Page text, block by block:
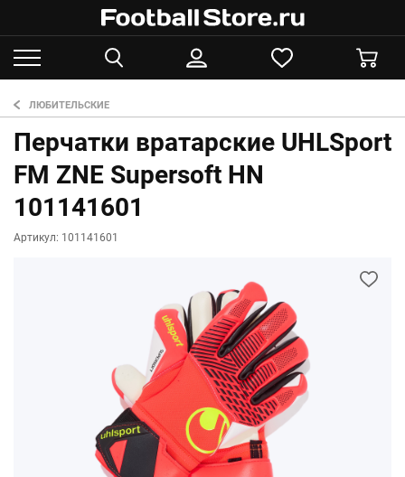
ЛЮБИТЕЛЬСКИЕ
Перчатки вратарские UHLSport
FM ZNE Supersoft HN
101141601
Артикул: 101141601